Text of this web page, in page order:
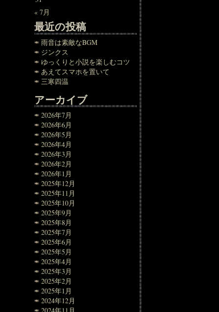
« 7月
最近の投稿
雨音は素敵なBGM
ジンクス
ゆっくりと小説を楽しむコツ
あえてスマホを置いて
三寒四温
アーカイブ
2026年7月
2026年6月
2026年5月
2026年4月
2026年3月
2026年2月
2026年1月
2025年12月
2025年11月
2025年10月
2025年9月
2025年8月
2025年7月
2025年6月
2025年5月
2025年4月
2025年3月
2025年2月
2025年1月
2024年12月